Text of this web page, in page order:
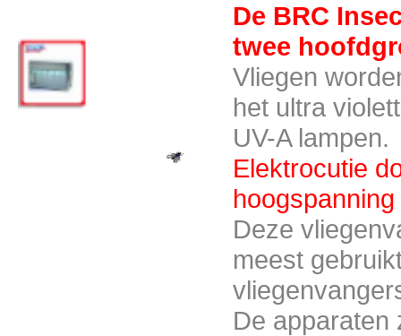
De BRC
twee
Vliegen
het ultra
UV-A lampen.
Elektrocutie
hoogspanning
Deze
meest
De apparaten